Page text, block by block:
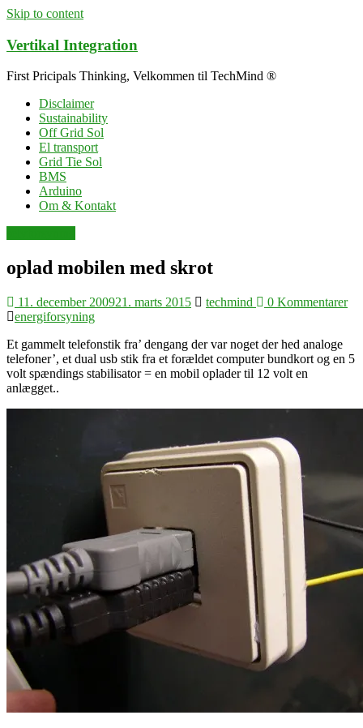
Skip to content
Vertikal Integration
First Pricipals Thinking, Velkommen til TechMind ®
Disclaimer
Sustainability
Off Grid Sol
El transport
Grid Tie Sol
BMS
Arduino
Om & Kontakt
oplad mobilen med skrot
11. december 200921. marts 2015 techmind
0 Kommentarer
energiforsyning
Et gammelt telefonstik fra’ dengang der var noget der hed analoge
telefoner’, et dual usb stik fra et forældet computer bundkort og en 5
volt spændings stabilisator = en mobil oplader til 12 volt en
anlægget..